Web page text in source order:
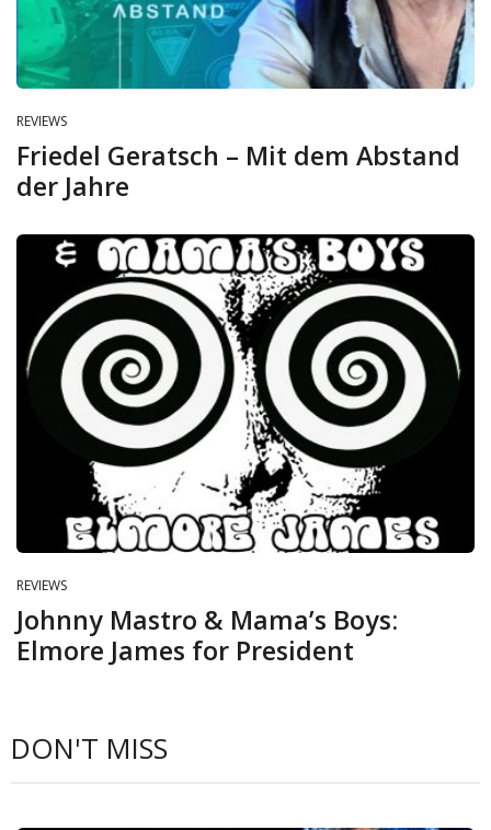
REVIEWS
Friedel Geratsch – Mit dem Abstand
der Jahre
REVIEWS
Johnny Mastro & Mama’s Boys:
Elmore James for President
DON'T MISS